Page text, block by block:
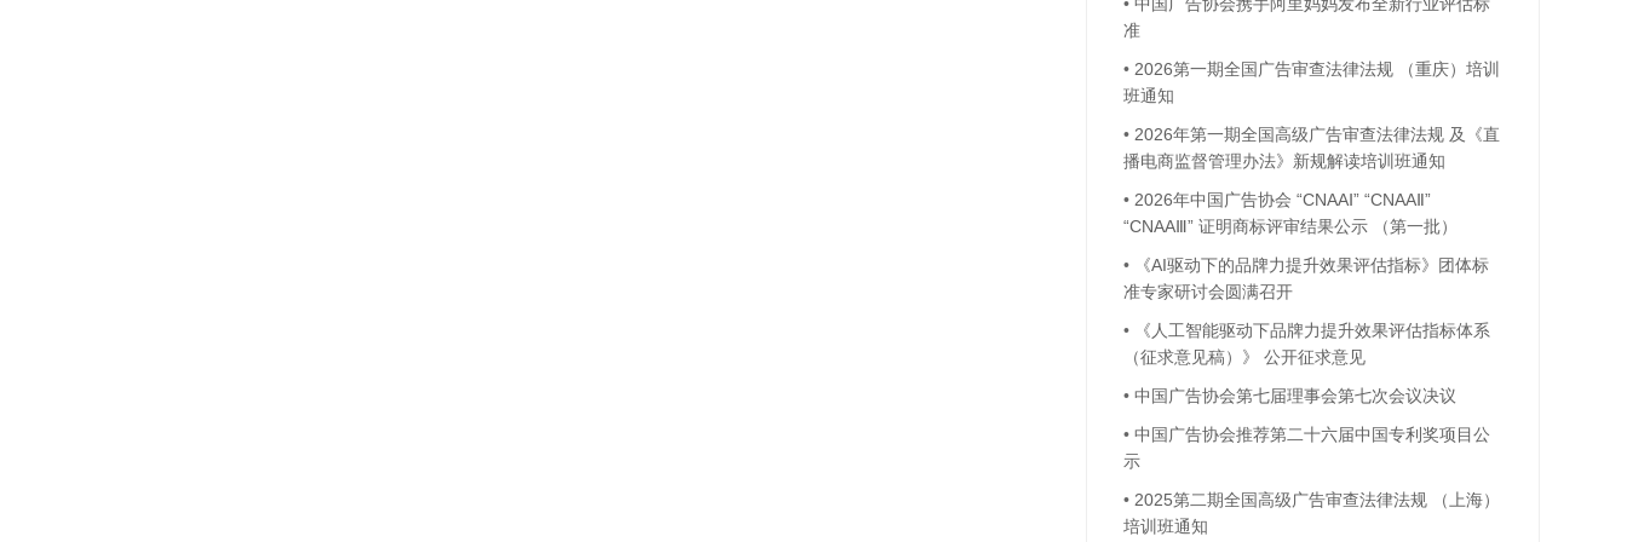
准
• 2026第一期全国广告审查法律法规 （重庆）培训
班通知
• 2026年第一期全国高级广告审查法律法规 及《直
播电商监督管理办法》新规解读培训班通知
• 2026年中国广告协会 “CNAAⅠ” “CNAAⅡ”
“CNAAⅢ” 证明商标评审结果公示 （第一批）
•
《AI驱动下的品牌力提升效果评估指标》团体标
准专家研讨会圆满召开
•
《人工智能驱动下品牌力提升效果评估指标体系
（征求意见稿）》 公开征求意见
• 中国广告协会第七届理事会第七次会议决议
• 中国广告协会推荐第二十六届中国专利奖项目公
示
• 2025第二期全国高级广告审查法律法规 （上海）
培训班通知